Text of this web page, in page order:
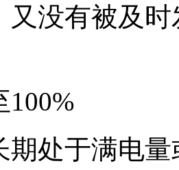
又没有被及
于满电量